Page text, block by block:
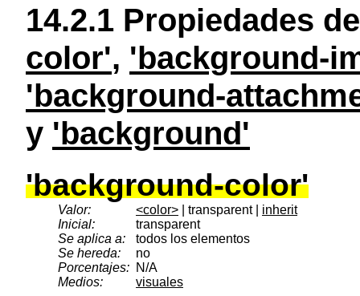
14.2.1 Propiedades
color', 'background-
'background-
y 'background'
'background-color'
Valor: <color> | transparent | inherit
Inicial:
transparent
Se aplica a:
todos los elementos
Se hereda:
no
Porcentajes: N/A
Medios:
visuales